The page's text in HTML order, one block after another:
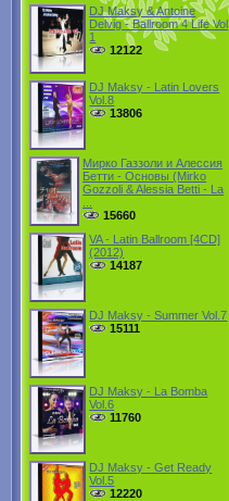
DJ Maksy & Antoine
Delvig - Ballroom 4 Life Vol
1
12122
DJ Maksy - Latin Lovers
Vol.8
13806
Мирко Газзоли и Алессия
Бетти - Основы (Mirko
Gozzoli & Alessia Betti - La
15660
VA - Latin Ballroom [4CD]
(2012)
14187
DJ Maksy - Summer Vol.7
15111
DJ Maksy - La Bomba
Vol.6
11760
DJ Maksy - Get Ready
Vol.5
12220